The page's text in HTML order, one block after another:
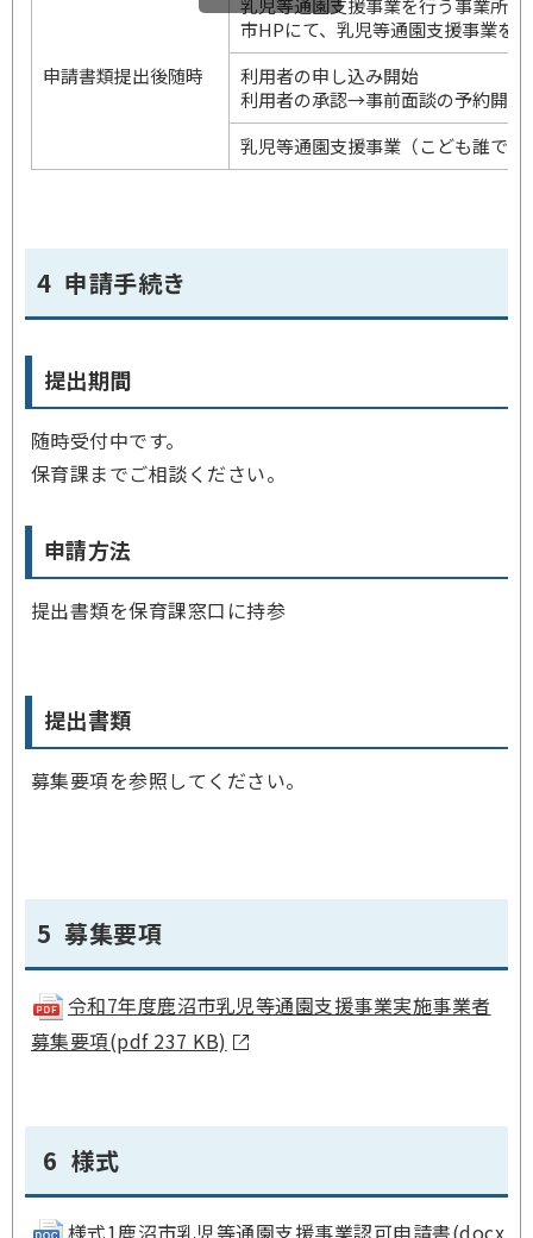
申請書類提出後随時
乳児等通園支援事業を行う事業所と
市HPにて、乳児等通園支援事業を
利用者の申し込み開始
利用者の承認→事前面談の予約開始
乳児等通園支援事業（こども誰で
4 申請手続き
提出期間
随時受付中です。
保育課までご相談ください。
申請方法
提出書類を保育課窓口に持参
提出書類
募集要項を参照してください。
5 募集要項
令和7年度鹿沼市乳児等通園支援事業実施事業者
募集要項(pdf 237 KB)
6 様式
様式1鹿沼市乳児等通園支援事業認可申請書(docx